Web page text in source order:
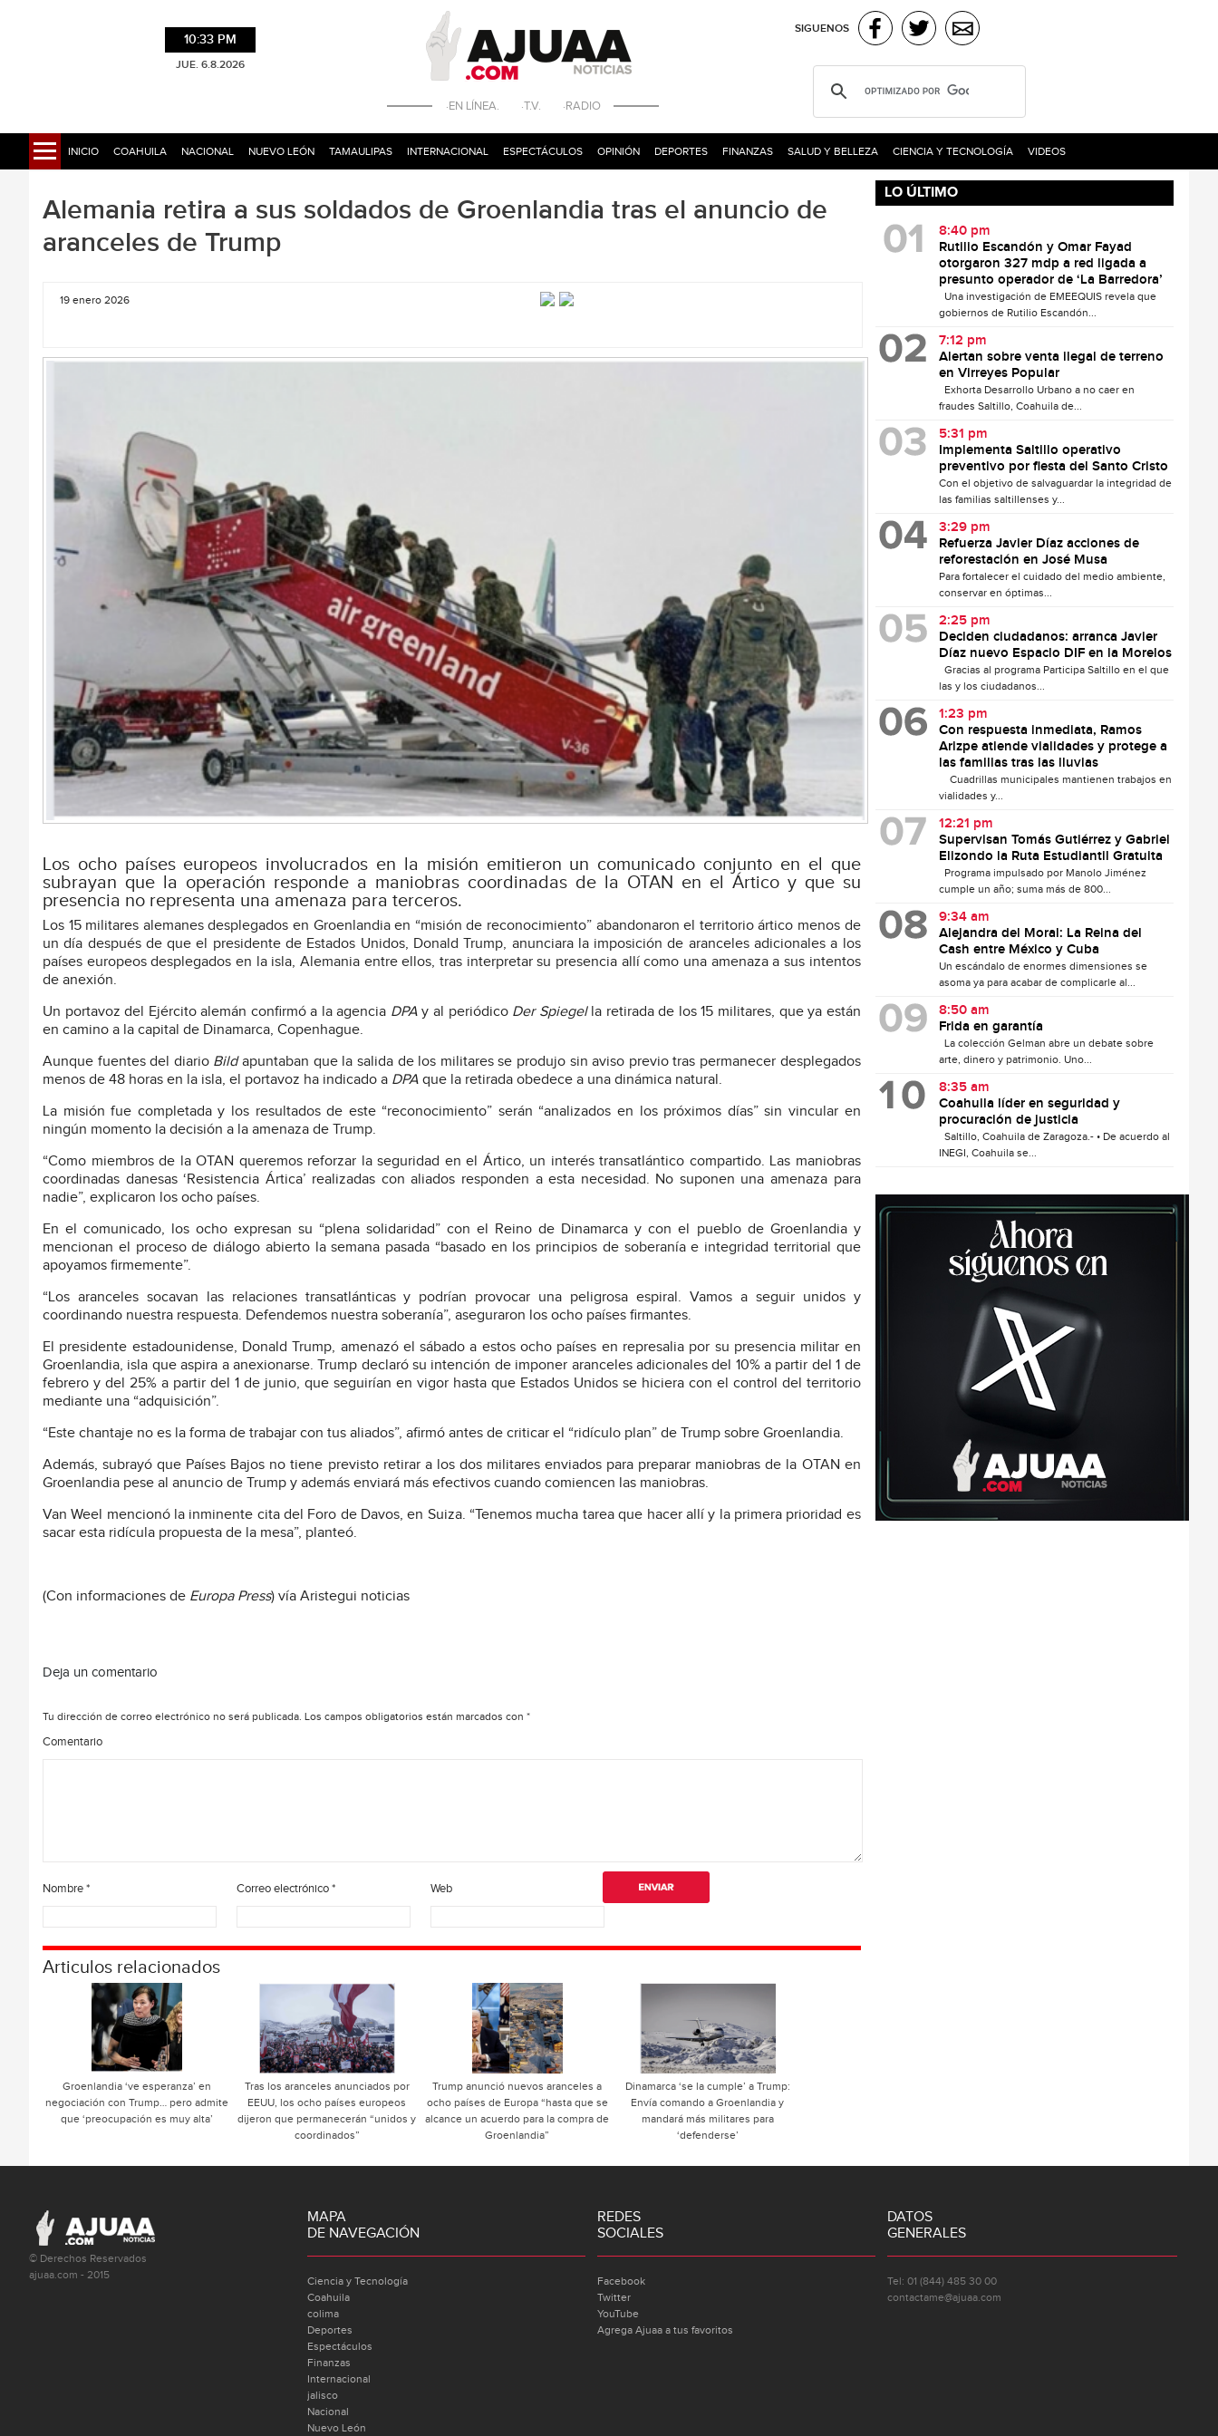
10:33 PM
JUE. 6.8.2026
·EN LÍNEA. ·T.V. ·RADIO
SIGUENOS
INICIO COAHUILA NACIONAL NUEVO LEÓN TAMAULIPAS INTERNACIONAL ESPECTÁCULOS OPINIÓN DEPORTES FINANZAS SALUD Y BELLEZA CIENCIA Y TECNOLOGÍA VIDEOS
Alemania retira a sus soldados de Groenlandia tras el anuncio de
aranceles de Trump
19 enero 2026
Los ocho países europeos involucrados en la misión emitieron un comunicado conjunto en el que
subrayan que la operación responde a maniobras coordinadas de la OTAN en el Ártico y que su
presencia no representa una amenaza para terceros.
Los 15 militares alemanes desplegados en Groenlandia en “misión de reconocimiento” abandonaron el territorio ártico menos de
un día después de que el presidente de Estados Unidos, Donald Trump, anunciara la imposición de aranceles adicionales a los
países europeos desplegados en la isla, Alemania entre ellos, tras interpretar su presencia allí como una amenaza a sus intentos
de anexión.
Un portavoz del Ejército alemán confirmó a la agencia DPAy al periódico Der Spiegella retirada de los 15 militares, que ya están
en camino a la capital de Dinamarca, Copenhague.
Aunque fuentes del diario Bildapuntaban que la salida de los militares se produjo sin aviso previo tras permanecer desplegados
menos de 48 horas en la isla, el portavoz ha indicado a DPA que la retirada obedece a una dinámica natural.
La misión fue completada y los resultados de este “reconocimiento” serán “analizados en los próximos días” sin vincular en
ningún momento la decisión a la amenaza de Trump.
“Como miembros de la OTAN queremos reforzar la seguridad en el Ártico, un interés transatlántico compartido. Las maniobras
coordinadas danesas ‘Resistencia Ártica’ realizadas con aliados responden a esta necesidad. No suponen una amenaza para
nadie”, explicaron los ocho países.
En el comunicado, los ocho expresan su “plena solidaridad” con el Reino de Dinamarca y con el pueblo de Groenlandia y
mencionan el proceso de diálogo abierto la semana pasada “basado en los principios de soberanía e integridad territorial que
apoyamos firmemente”.
“Los aranceles socavan las relaciones transatlánticas y podrían provocar una peligrosa espiral. Vamos a seguir unidos y
coordinando nuestra respuesta. Defendemos nuestra soberanía”, aseguraron los ocho países firmantes.
El presidente estadounidense, Donald Trump, amenazó el sábado a estos ocho países en represalia por su presencia militar en
Groenlandia, isla que aspira a anexionarse. Trump declaró su intención de imponer aranceles adicionales del 10% a partir del 1 de
febrero y del 25% a partir del 1 de junio, que seguirían en vigor hasta que Estados Unidos se hiciera con el control del territorio
mediante una “adquisición”.
“Este chantaje no es la forma de trabajar con tus aliados”, afirmó antes de criticar el “ridículo plan” de Trump sobre Groenlandia.
Además, subrayó que Países Bajos no tiene previsto retirar a los dos militares enviados para preparar maniobras de la OTAN en
Groenlandia pese al anuncio de Trump y además enviará más efectivos cuando comiencen las maniobras.
Van Weel mencionó la inminente cita del Foro de Davos, en Suiza. “Tenemos mucha tarea que hacer allí y la primera prioridad es
sacar esta ridícula propuesta de la mesa”, planteó.
(Con informaciones de Europa Press) vía Aristegui noticias
Deja un comentario
Tu dirección de correo electrónico no será publicada. Los campos obligatorios están marcados con *
Comentario
Nombre* Correo electrónico* Web
Articulos relacionados
Groenlandia ‘ve esperanza’ en
negociación con Trump… pero admite
que ‘preocupación es muy alta’
Tras los aranceles anunciados por
EEUU, los ocho países europeos
dijeron que permanecerán “unidos y
coordinados”
Trump anunció nuevos aranceles a
ocho países de Europa “hasta que se
alcance un acuerdo para la compra de
Groenlandia”
Dinamarca ‘se la cumple’ a Trump:
Envía comando a Groenlandia y
mandará más militares para
‘defenderse’
LO ÚLTIMO
8:40 pm
Rutilio Escandón y Omar Fayad
otorgaron 327 mdp a red ligada a
presunto operador de ‘La Barredora’
Una investigación de EMEEQUIS revela que
gobiernos de Rutilio Escandón...
7:12 pm
Alertan sobre venta ilegal de terreno
en Virreyes Popular
Exhorta Desarrollo Urbano a no caer en
fraudes Saltillo, Coahuila de...
5:31 pm
Implementa Saltillo operativo
preventivo por fiesta del Santo Cristo
Con el objetivo de salvaguardar la integridad de
las familias saltillenses y...
3:29 pm
Refuerza Javier Díaz acciones de
reforestación en José Musa
Para fortalecer el cuidado del medio ambiente,
conservar en óptimas...
2:25 pm
Deciden ciudadanos: arranca Javier
Díaz nuevo Espacio DIF en la Morelos
Gracias al programa Participa Saltillo en el que
las y los ciudadanos...
1:23 pm
Con respuesta inmediata, Ramos
Arizpe atiende vialidades y protege a
las familias tras las lluvias
Cuadrillas municipales mantienen trabajos en
vialidades y...
12:21 pm
Supervisan Tomás Gutiérrez y Gabriel
Elizondo la Ruta Estudiantil Gratuita
Programa impulsado por Manolo Jiménez
cumple un año; suma más de 800...
9:34 am
Alejandra del Moral: La Reina del
Cash entre México y Cuba
Un escándalo de enormes dimensiones se
asoma ya para acabar de complicarle al...
8:50 am
Frida en garantía
La colección Gelman abre un debate sobre
arte, dinero y patrimonio. Uno...
8:35 am
Coahuila líder en seguridad y
procuración de justicia
Saltillo, Coahuila de Zaragoza.- • De acuerdo al
INEGI, Coahuila se...
© Derechos Reservados
ajuaa.com - 2015
MAPA
DE NAVEGACIÓN
Ciencia y Tecnología
Coahuila
colima
Deportes
Espectáculos
Finanzas
Internacional
jalisco
Nacional
Nuevo León
REDES
SOCIALES
Facebook
Twitter
YouTube
Agrega Ajuaa a tus favoritos
DATOS
GENERALES
Tel: 01 (844) 485 30 00
contactame@ajuaa.com